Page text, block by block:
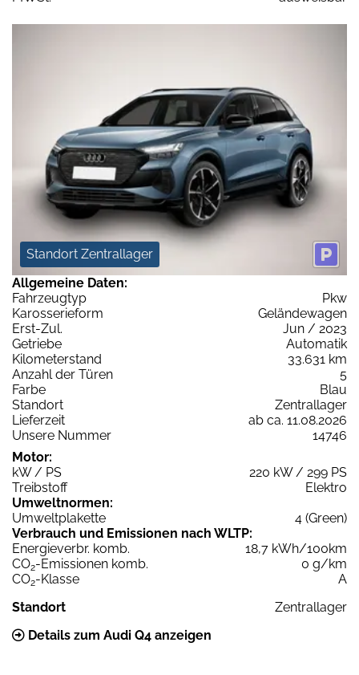
Standort Zentrallager
Allgemeine Daten:
Fahrzeugtyp
Pkw
Karosserieform
Geländewagen
Erst-Zul.
Jun / 2023
Getriebe
Automatik
Kilometerstand
33.631 km
Anzahl der Türen
5
Farbe
Blau
Standort
Zentrallager
Lieferzeit
ab ca. 11.08.2026
Unsere Nummer
14746
Motor:
kW / PS
220 kW / 299 PS
Treibstoff
Elektro
Umweltnormen:
Umweltplakette
4 (Green)
Verbrauch und Emissionen nach WLTP:
Energieverbr. komb.
18,7 kWh/100km
CO2-Emissionen komb.
0 g/km
CO2-Klasse
A
Standort
Zentrallager
Details zum Audi Q4 anzeigen